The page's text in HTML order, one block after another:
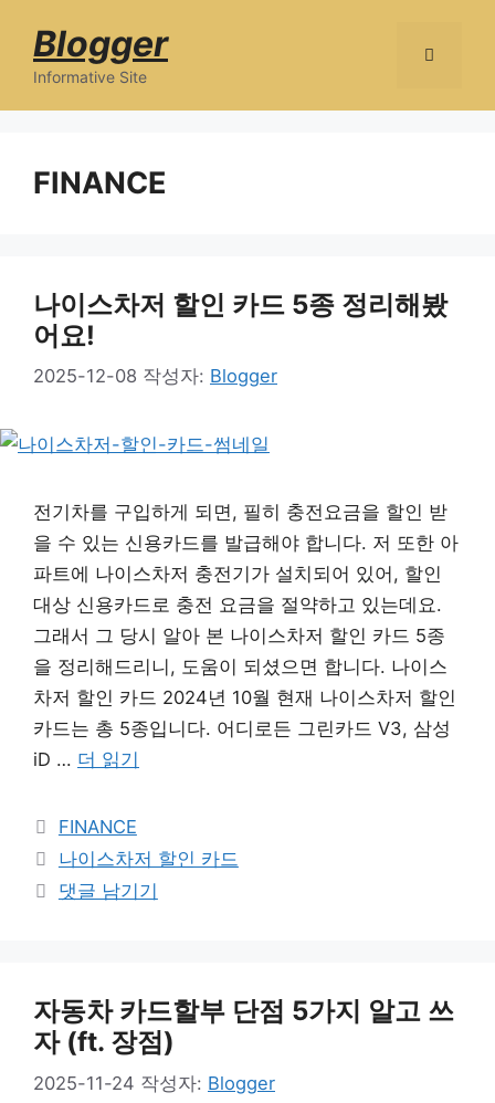
로
Blogger
Informative Site
FINANCE
나이스차저 할인 카드 5종 정리해봤
어요!
2025-12-08 작성자: Blogger
전기차를 구입하게 되면, 필히 충전요금을 할인 받
을 수 있는 신용카드를 발급해야 합니다. 저 또한 아
파트에 나이스차저 충전기가 설치되어 있어, 할인
대상 신용카드로 충전 요금을 절약하고 있는데요.
그래서 그 당시 알아 본 나이스차저 할인 카드 5종
을 정리해드리니, 도움이 되셨으면 합니다. 나이스
차저 할인 카드 2024년 10월 현재 나이스차저 할인
카드는 총 5종입니다. 어디로든 그린카드 V3, 삼성
iD … 더 읽기
카
테
리
FINANCE
태
그
나이스차저 할인 카드
댓글 남기기
자동차 카드할부 단점 5가지 알고 쓰
자 (ft. 장점)
2025-11-24 작성자: Blogger